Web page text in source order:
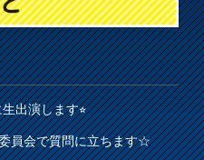
出演します⭐︎
員会で質問に立ちます☆